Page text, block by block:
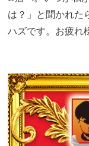
は？」と聞かれた
ハズです。お疲れ